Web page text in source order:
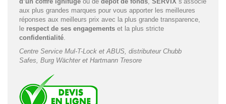
aux plus grandes marques pour vous apporter les meilleures
réponses aux meilleurs prix avec la plus grande transparence,
le respect de ses engagements et la plus stricte
confidentialité
Centre Service Mul-T-Lock et ABUS , distributeur Chubb
Safes Burg Wächteret Hartmann Tresore